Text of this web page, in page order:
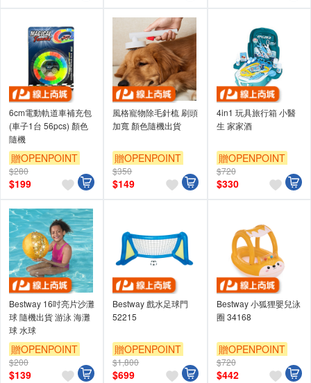
6cm電動軌道車補充包
(車子1台 56pcs) 顏色
隨機
贈OPENPOINT
$280
$199
風格寵物除毛針梳 刷頭
加寬 顏色隨機出貨
贈OPENPOINT
$350
$149
4in1 玩具旅行箱 小醫
生 家家酒
贈OPENPOINT
$720
$330
Bestway 16吋亮片沙灘
球 隨機出貨 游泳 海灘
球 水球
贈OPENPOINT
$200
$139
Bestway 戲水足球門
52215
贈OPENPOINT
$1,800
$699
Bestway 小狐狸嬰兒泳
圈 34168
贈OPENPOINT
$720
$442